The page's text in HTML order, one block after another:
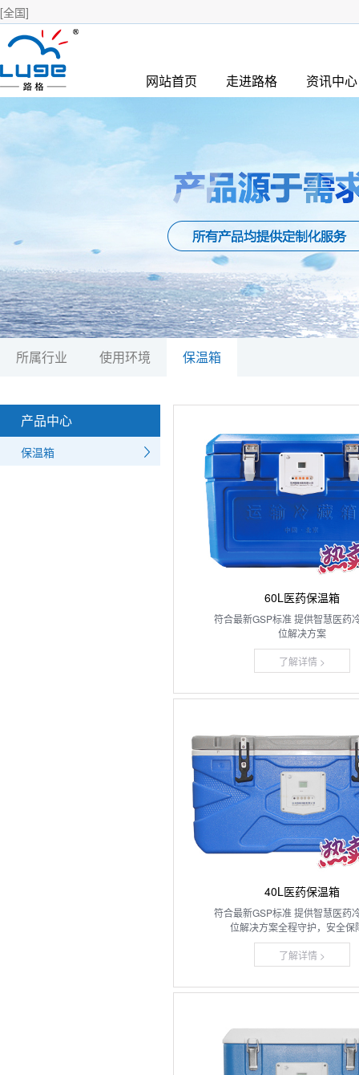
[全国]
网站首页 走进路格 资讯中心
所属行业 使用环境 保温箱
产品中心
保温箱
60L医药保温箱
符合最新GSP标准 提供智慧医药
位解决方案
了解详情 >
40L医药保温箱
符合最新GSP标准 提供智慧医药
位解决方案全程守护，安全保
了解详情 >